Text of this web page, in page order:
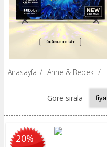
Anasayfa / Anne & Bebek /
Göre sırala
20%